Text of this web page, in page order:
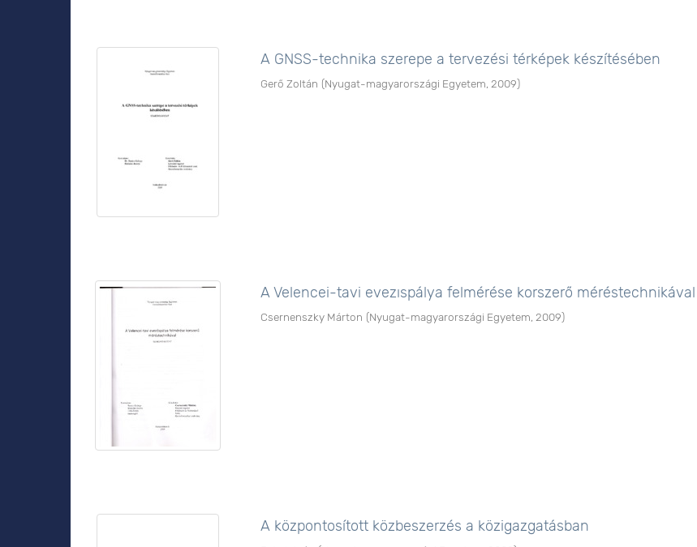
A GNSS-technika szerepe a tervezési térképek készítésében
Gerő Zoltán (Nyugat-magyarországi Egyetem 2009)
A Velencei-tavi evezıspálya felmérése korszerő méréstechnikával
Csernenszky Márton (Nyugat-magyarországi Egyetem 2009)
A központosított közbeszerzés a közigazgatásban